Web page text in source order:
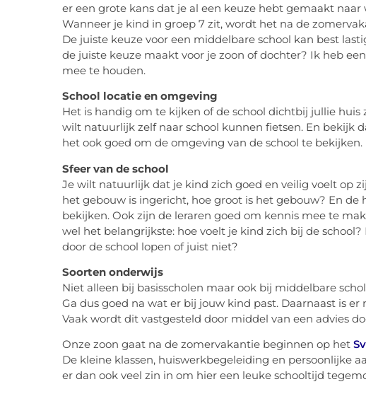
er een grote kans dat je al een keuze hebt gemaakt
Wanneer je kind in groep 7 zit, wordt het na de
De juiste keuze voor een middelbare school kan best
de juiste keuze maakt voor je zoon of dochter? Ik heb
mee te houden.
School locatie en omgeving
Het is handig om te kijken of de school dichtbij jullie
wilt natuurlijk zelf naar school kunnen fietsen. En bekijk
het ook goed om de omgeving van de school te bekijken.
Sfeer van de school
Je wilt natuurlijk dat je kind zich goed en veilig voelt op
het gebouw is ingericht, hoe groot is het gebouw? En
bekijken. Ook zijn de leraren goed om kennis mee te
wel het belangrijkste: hoe voelt je kind zich bij de
door de school lopen of juist niet?
Soorten onderwijs
Niet alleen bij basisscholen maar ook bij middelbare
Ga dus goed na wat er bij jouw kind past. Daarnaast is
Vaak wordt dit vastgesteld door middel van een advies
Onze zoon gaat na de zomervakantie beginnen op het
De kleine klassen, huiswerkbegeleiding en persoonlijke
er dan ook veel zin in om hier een leuke schooltijd